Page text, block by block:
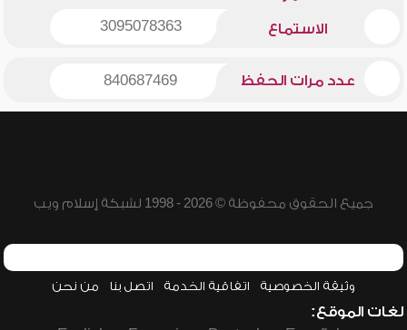
الاستماع 3095078363
عدد مرات الحفظ 840687469
جميع الحقوق محفوظة © 2026 - 1998 لشبكة إسلام ويب
وثيقة الخصوصية اتفاقية الخدمة اتصل بنا من نحن
لغات الموقع: